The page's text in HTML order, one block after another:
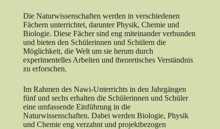
Die Naturwissenschaften werden in verschiedenen
Fächern unterrichtet, darunter Physik, Chemie und
Biologie. Diese Fächer sind eng miteinander verbunden
und bieten den Schülerinnen und Schülern die
Möglichkeit, die Welt um sie herum durch
experimentelles Arbeiten und theoretisches Verständnis
zu erforschen.
Im Rahmen des Nawi-Unterrichts in den Jahrgängen
fünf und sechs erhalten die Schülerinnen und Schüler
eine umfassende Einführung in die
Naturwissenschaften. Dabei werden Biologie, Physik
und Chemie eng verzahnt und projektbezogen